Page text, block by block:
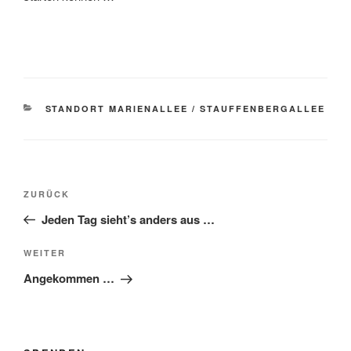
KATEGORIEN
STANDORT MARIENALLEE / STAUFFENBERGALLEE
Beitragsnavigation
Vorheriger
Beitrag
ZURÜCK
Jeden Tag sieht’s anders aus …
Nächster
Beitrag
WEITER
Angekommen …